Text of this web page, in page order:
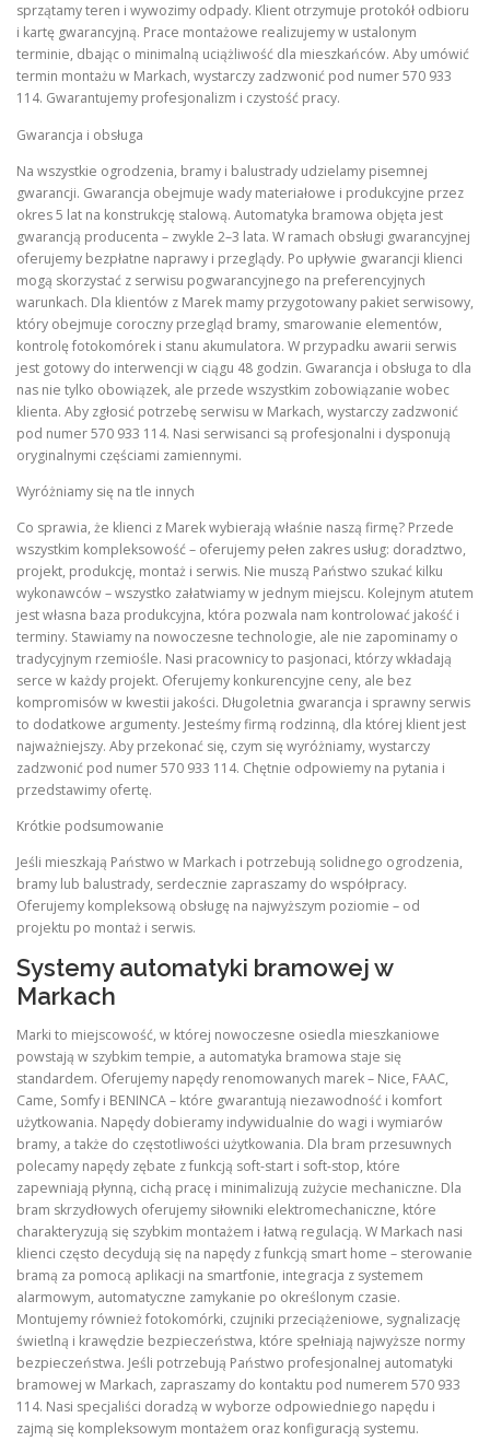
sprzątamy teren i wywozimy odpady. Klient otrzymuje protokół odbioru
i kartę gwarancyjną. Prace montażowe realizujemy w ustalonym
terminie, dbając o minimalną uciążliwość dla mieszkańców. Aby umówić
termin montażu w Markach, wystarczy zadzwonić pod numer 570 933
114. Gwarantujemy profesjonalizm i czystość pracy.
Gwarancja i obsługa
Na wszystkie ogrodzenia, bramy i balustrady udzielamy pisemnej
gwarancji. Gwarancja obejmuje wady materiałowe i produkcyjne przez
okres 5 lat na konstrukcję stalową. Automatyka bramowa objęta jest
gwarancją producenta – zwykle 2–3 lata. W ramach obsługi gwarancyjnej
oferujemy bezpłatne naprawy i przeglądy. Po upływie gwarancji klienci
mogą skorzystać z serwisu pogwarancyjnego na preferencyjnych
warunkach. Dla klientów z Marek mamy przygotowany pakiet serwisowy,
który obejmuje coroczny przegląd bramy, smarowanie elementów,
kontrolę fotokomórek i stanu akumulatora. W przypadku awarii serwis
jest gotowy do interwencji w ciągu 48 godzin. Gwarancja i obsługa to dla
nas nie tylko obowiązek, ale przede wszystkim zobowiązanie wobec
klienta. Aby zgłosić potrzebę serwisu w Markach, wystarczy zadzwonić
pod numer 570 933 114. Nasi serwisanci są profesjonalni i dysponują
oryginalnymi częściami zamiennymi.
Wyróżniamy się na tle innych
Co sprawia, że klienci z Marek wybierają właśnie naszą firmę? Przede
wszystkim kompleksowość – oferujemy pełen zakres usług: doradztwo,
projekt, produkcję, montaż i serwis. Nie muszą Państwo szukać kilku
wykonawców – wszystko załatwiamy w jednym miejscu. Kolejnym atutem
jest własna baza produkcyjna, która pozwala nam kontrolować jakość i
terminy. Stawiamy na nowoczesne technologie, ale nie zapominamy o
tradycyjnym rzemiośle. Nasi pracownicy to pasjonaci, którzy wkładają
serce w każdy projekt. Oferujemy konkurencyjne ceny, ale bez
kompromisów w kwestii jakości. Długoletnia gwarancja i sprawny serwis
to dodatkowe argumenty. Jesteśmy firmą rodzinną, dla której klient jest
najważniejszy. Aby przekonać się, czym się wyróżniamy, wystarczy
zadzwonić pod numer 570 933 114. Chętnie odpowiemy na pytania i
przedstawimy ofertę.
Krótkie podsumowanie
Jeśli mieszkają Państwo w Markach i potrzebują solidnego ogrodzenia,
bramy lub balustrady, serdecznie zapraszamy do współpracy.
Oferujemy kompleksową obsługę na najwyższym poziomie – od
projektu po montaż i serwis.
Systemy automatyki bramowej w
Markach
Marki to miejscowość, w której nowoczesne osiedla mieszkaniowe
powstają w szybkim tempie, a automatyka bramowa staje się
standardem. Oferujemy napędy renomowanych marek – Nice, FAAC,
Came, Somfy i BENINCA – które gwarantują niezawodność i komfort
użytkowania. Napędy dobieramy indywidualnie do wagi i wymiarów
bramy, a także do częstotliwości użytkowania. Dla bram przesuwnych
polecamy napędy zębate z funkcją soft-start i soft-stop, które
zapewniają płynną, cichą pracę i minimalizują zużycie mechaniczne. Dla
bram skrzydłowych oferujemy siłowniki elektromechaniczne, które
charakteryzują się szybkim montażem i łatwą regulacją. W Markach nasi
klienci często decydują się na napędy z funkcją smart home – sterowanie
bramą za pomocą aplikacji na smartfonie, integracja z systemem
alarmowym, automatyczne zamykanie po określonym czasie.
Montujemy również fotokomórki, czujniki przeciążeniowe, sygnalizację
świetlną i krawędzie bezpieczeństwa, które spełniają najwyższe normy
bezpieczeństwa. Jeśli potrzebują Państwo profesjonalnej automatyki
bramowej w Markach, zapraszamy do kontaktu pod numerem 570 933
114. Nasi specjaliści doradzą w wyborze odpowiedniego napędu i
zajmą się kompleksowym montażem oraz konfiguracją systemu.